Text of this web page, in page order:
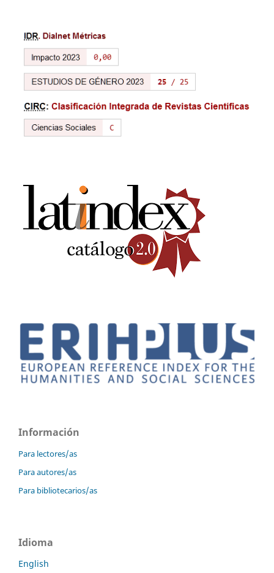
Información
Para lectores/as
Para autores/as
Para bibliotecarios/as
Idioma
English